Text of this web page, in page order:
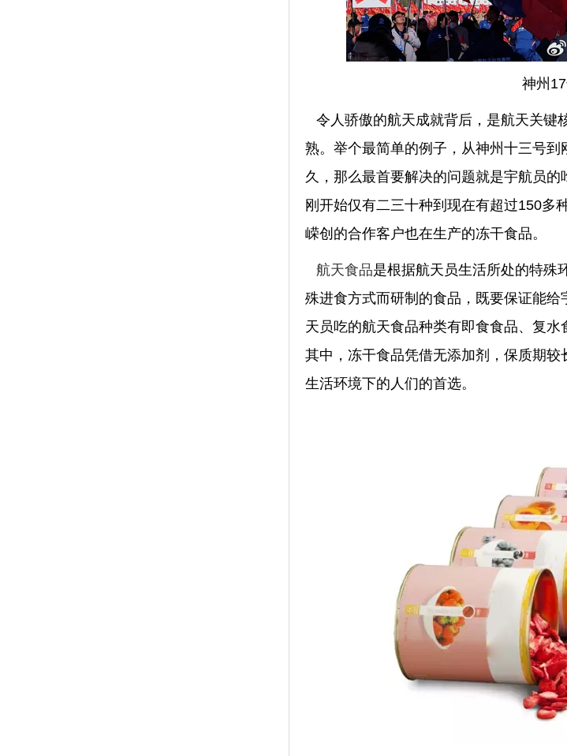
神州 17
令人骄傲的航天成就背后，是航天关键
熟。举个最简单的例子，从神州十三号到
久，那么最首要解决的问题就是宇航员的
刚开始仅有二三十种到现在有超过150多
嵘创的合作客户也在生产的冻干食品。
航天食品是根据航天员生活所处的特殊
殊进食方式而研制的食品，既要保证能
天员吃的航天食品种类有即食食品、复水
其中，冻干食品凭借无添加剂，保质期
生活环境下的人们的首选。